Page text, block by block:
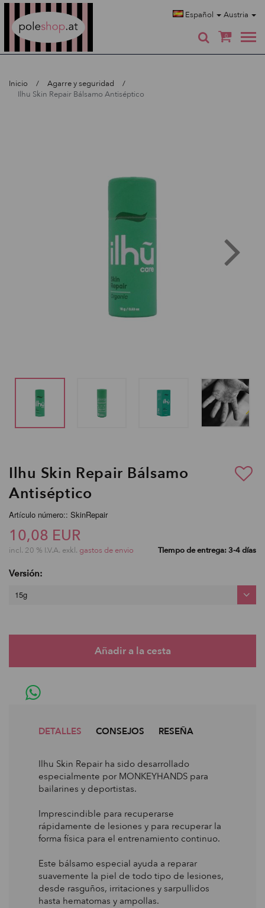
Español Austria
0
Inicio
Agarre y seguridad
Ilhu Skin Repair Bálsamo Antiséptico
Ilhu Skin Repair Bálsamo
Antiséptico
Artículo número:: SkinRepair
10,08 EUR
incl. 20 % I.V.A. exkl. gastos de envio Tiempo de entrega: 3-4 días
Versión:
15g
DETALLES CONSEJOS RESEÑA
Ilhu Skin Repair ha sido desarrollado
especialmente por MONKEYHANDS para
bailarines y deportistas.
Imprescindible para recuperarse
rápidamente de lesiones y para recuperar la
forma física para el entrenamiento continuo.
Este bálsamo especial ayuda a reparar
suavemente la piel de todo tipo de lesiones,
desde rasguños, irritaciones y sarpullidos
hasta hematomas y ampollas.